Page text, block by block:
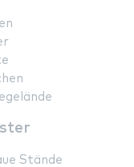
Stände